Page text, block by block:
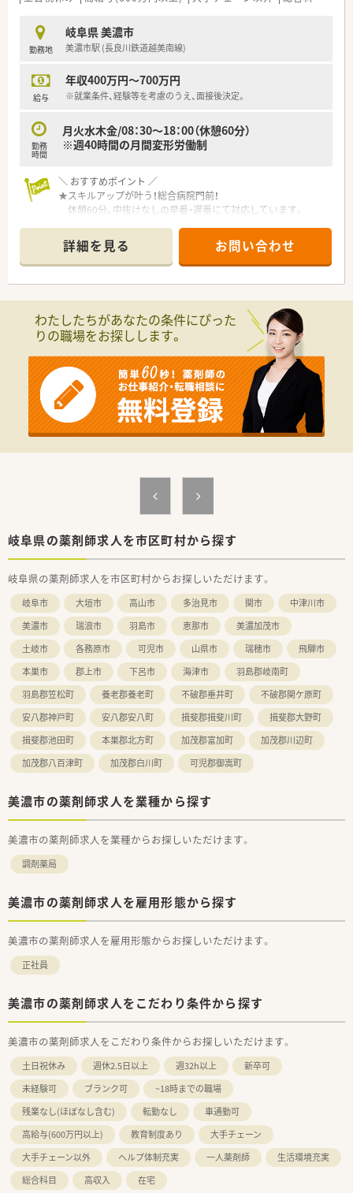
勤務地
岐阜県 美濃市
美濃市駅 (長良川鉄道越美南線)
給与
年収400万円～700万円
※就業条件、経験等を考慮のうえ、面接後決定。
勤務
時間
月火水木金/08：30～18：00（休憩60分）
※週40時間の月間変形労働制
＼ おすすめポイント ／
★スキルアップが叶う！総合病院門前！
休憩60分、中抜けなしの早番・遅番にて対応しています。
在籍している薬剤師さんは3～4名。
常時複数名体制ですので安心です。
★自動分包機・監査システムなど設備充実！
★住宅サポート制度・定年65歳制など長く働ける制度あり！
＼ こんな会社です ／
愛知県・岐阜県に13店舗を展開しています（2022年6月時点）
■意欲あふれるスタッフがイキイキと働く会社です！
■実務実習の受入や学会発表なども実施！
スキルアップにも適しています。
自己研鑽に励みたい方にもおすすめ♪
■調剤未経験の方・ブランクある方も歓迎◎
ていねいな研修・OJTで安心してスタート可能！
詳細を見る お問い合わせ
わたしたちがあなたの条件にぴった
りの職場をお探しします。
岐阜県の薬剤師求人を市区町村から探す
岐阜県の薬剤師求人を市区町村からお探しいただけます。
岐阜市 大垣市 高山市 多治見市 関市
中津川市
美濃市
瑞浪市 羽島市 恵那市
美濃加茂市
土岐市
各務原市 可児市 山県市 瑞穂市
飛騨市
本巣市
郡上市 下呂市 海津市
羽島郡岐南町
羽島郡笠松町
養老郡養老町 不破郡垂井町
不破郡関ケ原町
安八郡神戸町
安八郡安八町 揖斐郡揖斐川町
揖斐郡大野町
揖斐郡池田町
本巣郡北方町 加茂郡富加町
加茂郡川辺町
加茂郡八百津町
加茂郡白川町 可児郡御嵩町
美濃市の薬剤師求人を業種から探す
美濃市の薬剤師求人を業種からお探しいただけます。
調剤薬局
美濃市の薬剤師求人を雇用形態から探す
美濃市の薬剤師求人を雇用形態からお探しいただけます。
正社員
美濃市の薬剤師求人をこだわり条件から探す
美濃市の薬剤師求人をこだわり条件からお探しいただけます。
土日祝休み 週休2.5日以上 週32h以上
新卒可
未経験可
ブランク可
~18時までの職場
残業なし(ほぼなし含む)
転勤なし
車通勤可
高給与(600万円以上)
教育制度あり
大手チェーン
大手チェーン以外
ヘルプ体制充実 一人薬剤師
生活環境充実
総合科目
高収入 在宅